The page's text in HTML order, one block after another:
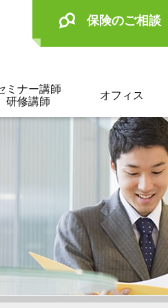
保険のご相談
ミナー講師
研修講師
オフィス